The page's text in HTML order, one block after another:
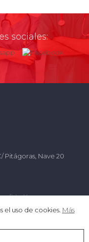
el uso de cookies. Más
sociales:
Pitágoras, Nave 20
LeKommerce